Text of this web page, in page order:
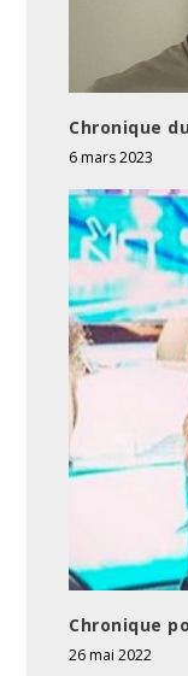
Chronique
6 mars 2023
Chronique
26 mai 2022